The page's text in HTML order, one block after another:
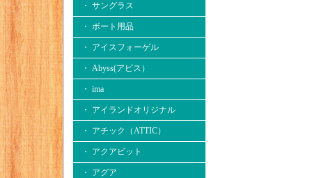
・ サングラス
・ ボート用品
・ アイスフォーゲル
・ Abyss(アビス）
・ ima
・ アイランドオリジナル
・ アチック（ATTIC）
・ アクアビット
・ アグア